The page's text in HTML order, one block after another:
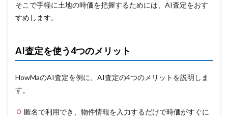
そこで手軽に土地の時価を把握するためには、AI査定をおす
すめします。
AI査定を使う4つのメリット
HowMaのAI査定を例に、AI査定の4つのメリットを説明しま
す。
匿名で利用でき、物件情報を入力するだけで時価がすぐに